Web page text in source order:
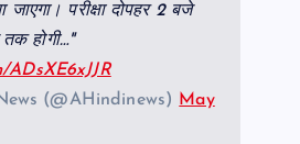
जाएगा। परीक्षा दोपहर 2 बजे
होगी…"
ADsXE6xJJR
(@AHindinews)
May